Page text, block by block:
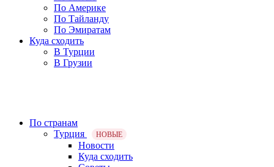
По Америке
По Тайланду
По Эмиратам
Куда сходить
В Турции
В Грузии
По странам
Турция
НОВЫЕ
Новости
Куда сходить